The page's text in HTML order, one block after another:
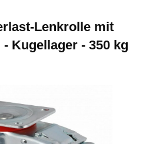
Lenkrolle mit
Kugellager - 350 kg